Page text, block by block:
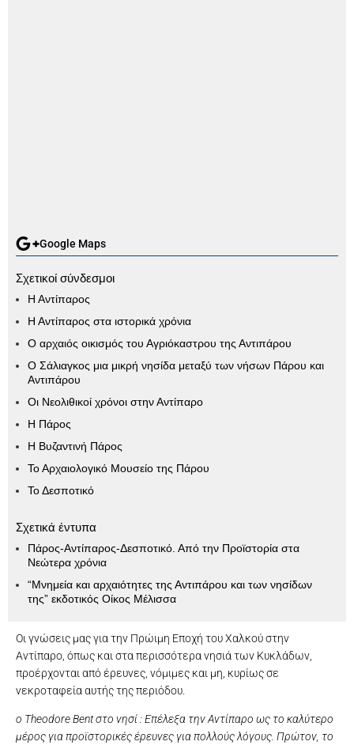
Oι γνώσεις μας για την Πρώιμη Εποχή του Χαλκού στην
Αντίπαρο, όπως και στα περισσότερα νησιά των Κυκλάδων,
προέρχονται από έρευνες, νόμιμες και μη, κυρίως σε
νεκροταφεία αυτής της περιόδου.
ο Theodore Bent στο νησί : Επέλεξα την Αντίπαρο ως το καλύτερο
μέρος για προϊστορικές έρευνες για πολλούς λόγους. Πρώτον, το
Google Maps
Σχετικοί σύνδεσμοι
Η Αντίπαρος
Η Αντίπαρος στα ιστορικά χρόνια
Ο αρχαιός οικισμός του Αγριόκαστρου της Αντιπάρου
Ο Σάλιαγκος μια μικρή νησίδα μεταξύ των νήσων Πάρου και
Αντιπάρου
Οι Νεολιθικοί χρόνοι στην Αντίπαρο
Η Πάρος
Η Βυζαντινή Πάρος
Το Αρχαιολογικό Μουσείο της Πάρου
Το Δεσποτικό
Σχετικά έντυπα
Πάρος-Αντίπαρος-Δεσποτικό. Από την Προϊστορία στα
Νεώτερα χρόνια
“Μνημεία και αρχαιότητες της Αντιπάρου και των νησίδων
της” εκδοτικός Οίκος Μέλισσα